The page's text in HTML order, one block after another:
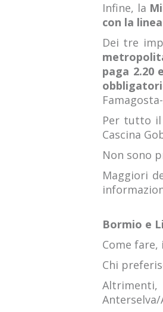
Infine, la
con la
Dei tre
paga 2.20
Per tutto il
Cascina
Non sono
Maggiori
Bormio e
Come
Chi
Altrimenti,